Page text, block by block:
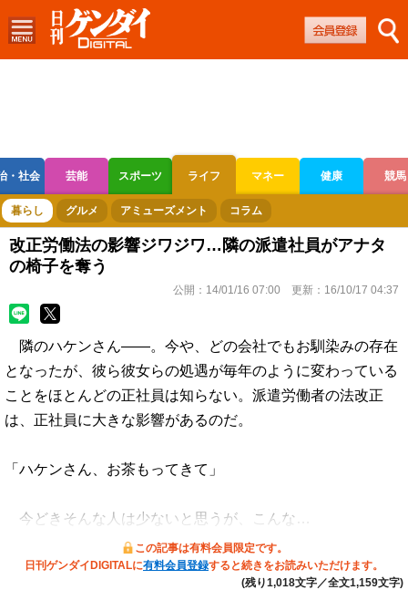
・社会 芸能 スポーツ ライフ マネー 健康 競馬
ボートレース 競輪 オートレース
暮らし グルメ アミューズメント コラム
改正労働法の影響ジワジワ…隣の派遣社員がアナタ
の椅子を奪う
公開： 14/01/16 07:00 更新： 16/10/17 04:37
隣のハケンさん――。今や、どの会社でもお馴染みの存在
となったが、彼ら彼女らの処遇が毎年のように変わっている
ことをほとんどの正社員は知らない。派遣労働者の法改正
は、正社員に大きな影響があるのだ。
「ハケンさん、お茶もってきて」
今どきそんな人は少ないと思うが、こんな…
この記事は有料会員限定です。
日刊ゲンダイDIGITALに有料会員登録すると続きをお読みいただけます。
(残り1,018文字／全文1,159文字)